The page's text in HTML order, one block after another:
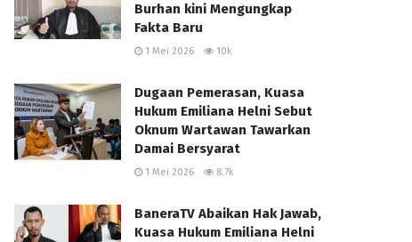
Burhan kini Mengungkap
Fakta Baru
1 Mei 2026 10k
Dugaan Pemerasan, Kuasa
Hukum Emiliana Helni Sebut
Oknum Wartawan Tawarkan
Damai Bersyarat
1 Mei 2026 8.7k
BaneraTV Abaikan Hak Jawab,
Kuasa Hukum Emiliana Helni